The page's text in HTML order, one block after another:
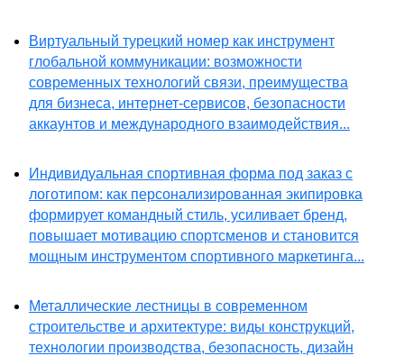
Виртуальный турецкий номер как инструмент
глобальной коммуникации: возможности
современных технологий связи, преимущества
для бизнеса, интернет-сервисов, безопасности
аккаунтов и международного взаимодействия...
Индивидуальная спортивная форма под заказ с
логотипом: как персонализированная экипировка
формирует командный стиль, усиливает бренд,
повышает мотивацию спортсменов и становится
мощным инструментом спортивного маркетинга...
Металлические лестницы в современном
строительстве и архитектуре: виды конструкций,
технологии производства, безопасность, дизайн